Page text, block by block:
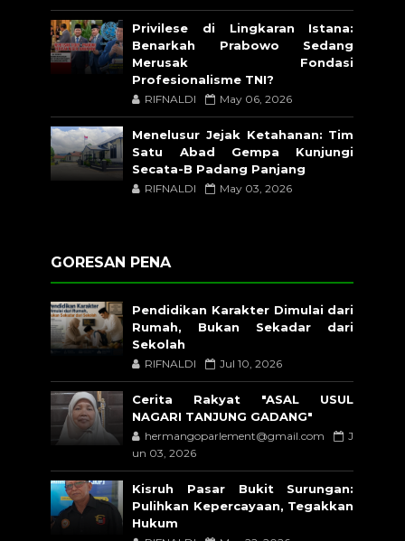
Privilese di Lingkaran Istana:
Benarkah Prabowo Sedang
Merusak Fondasi
Profesionalisme TNI?
RIFNALDI May 06, 2026
Menelusur Jejak Ketahanan: Tim
Satu Abad Gempa Kunjungi
Secata-B Padang Panjang
RIFNALDI May 03, 2026
GORESAN PENA
Pendidikan Karakter Dimulai dari
Rumah, Bukan Sekadar dari
Sekolah
RIFNALDI Jul 10, 2026
Cerita Rakyat "ASAL USUL
NAGARI TANJUNG GADANG"
hermangoparlement@gmail.com
J
un 03, 2026
Kisruh Pasar Bukit Surungan:
Pulihkan Kepercayaan, Tegakkan
Hukum